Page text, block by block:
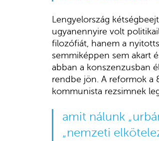
Lengyelország
ugyanennyire volt
filozófiát, hanem a
semmiképpen sem akart
abban a konszenzusban
rendbe jön. A reformok a
kommunista rezsimnek
amit nálunk
„nemzeti